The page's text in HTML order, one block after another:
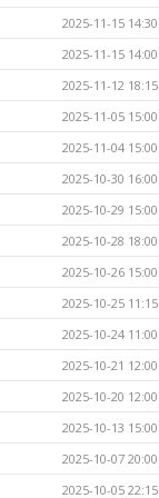
2025-11-15 14:30
2025-11-15 14:00
2025-11-12 18:15
2025-11-05 15:00
2025-11-04 15:00
2025-10-30 16:00
2025-10-29 15:00
2025-10-28 18:00
2025-10-26 15:00
2025-10-25 11:15
2025-10-24 11:00
2025-10-21 12:00
2025-10-20 12:00
2025-10-13 15:00
2025-10-07 20:00
2025-10-05 22:15